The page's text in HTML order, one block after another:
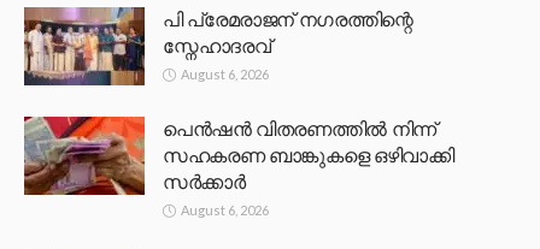
പി പ്രേമരാജന് നഗരത്തിന്റെ
സ്നേഹാദരവ്
August 6, 2026
പെൻഷൻ വിതരണത്തിൽ നിന്ന്
സഹകരണ ബാങ്കുകളെ ഒഴിവാക്കി
സർക്കാർ
August 6, 2026